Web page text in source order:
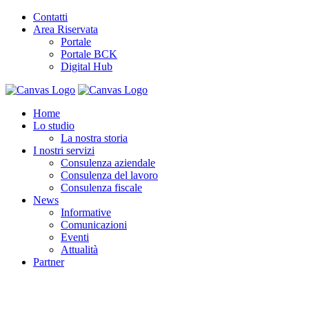
Contatti
Area Riservata
Portale
Portale BCK
Digital Hub
Home
Lo studio
La nostra storia
I nostri servizi
Consulenza aziendale
Consulenza del lavoro
Consulenza fiscale
News
Informative
Comunicazioni
Eventi
Attualità
Partner